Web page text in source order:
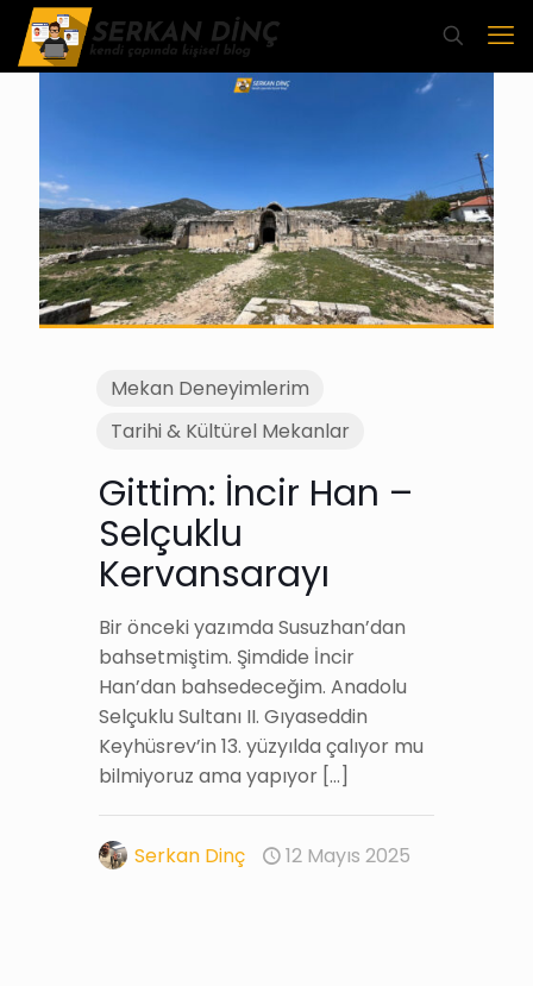
Mekan Deneyimlerim
Tarihi & Kültürel Mekanlar
Gittim: İncir Han –
Selçuklu
Kervansarayı
Bir önceki yazımda Susuzhan’dan
bahsetmiştim. Şimdide İncir
Han’dan bahsedeceğim. Anadolu
Selçuklu Sultanı II. Gıyaseddin
Keyhüsrev’in 13. yüzyılda çalıyor mu
bilmiyoruz ama yapıyor […]
Serkan Dinç 12 Mayıs 2025